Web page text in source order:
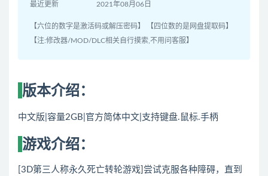
最近更新 2021年08月06日
【六位的数字是激活码或解压密码】 【四位数的是网盘提取码】
【注:修改器/MOD/DLC相关自行摸索,不用问客服】
版本介绍：
中文版|容量2GB|官方简体中文|支持键盘.鼠标.手柄
游戏介绍：
[3D第三人称永久死亡转轮游戏]尝试克服各种障碍，直到